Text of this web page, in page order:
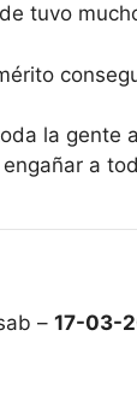
tuvo
la gente
a
– 17-03-